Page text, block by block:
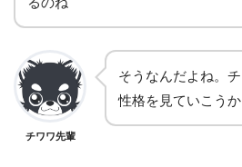
チワワ先輩
そうなんだよね。
性格を見ていこうか